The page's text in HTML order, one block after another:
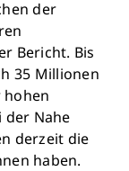
der
Bericht. Bis
35 Millionen
hohen
der Nahe
derzeit die
haben.
Liter
stellen.
weniger
Zukunft.